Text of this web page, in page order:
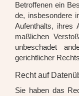
Betrof­fe­nen ein
de, ins­be­son­de­re
Auf­ent­halts,
maß­li­chen
unbe­scha­det
gericht­li­cher
Recht auf
Sie haben das